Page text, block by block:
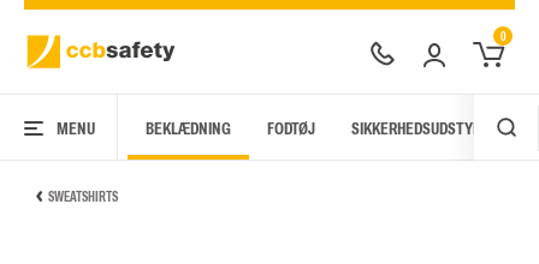
0
MENU BEKLÆDNING FODTØJ SIKKERHEDSUDSTYR
SWEATSHIRTS